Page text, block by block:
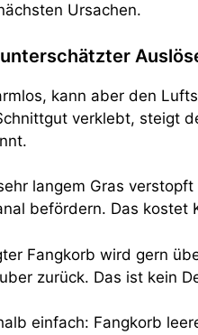
Ursachen.
kann aber den
verklebt, steigt
langem Gras
befördern. Das
Fangkorb wird gern
zurück. Das ist kein
einfach: Fangkorb